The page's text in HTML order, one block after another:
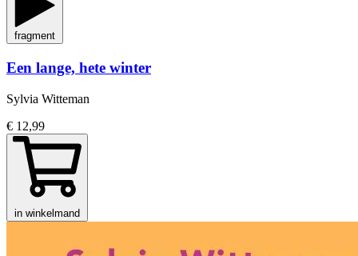
fragment
Een lange, hete winter
Sylvia Witteman
€ 12,99
in winkelmand